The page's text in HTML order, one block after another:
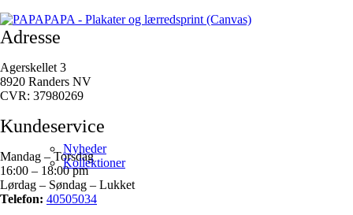
Nyheder
Kollektioner
Adresse
Agerskellet 3
8920 Randers NV
CVR: 37980269
Kundeservice
Mandag – Torsdag
16:00 – 18:00 pm
Lørdag – Søndag – Lukket
Telefon: 40505034